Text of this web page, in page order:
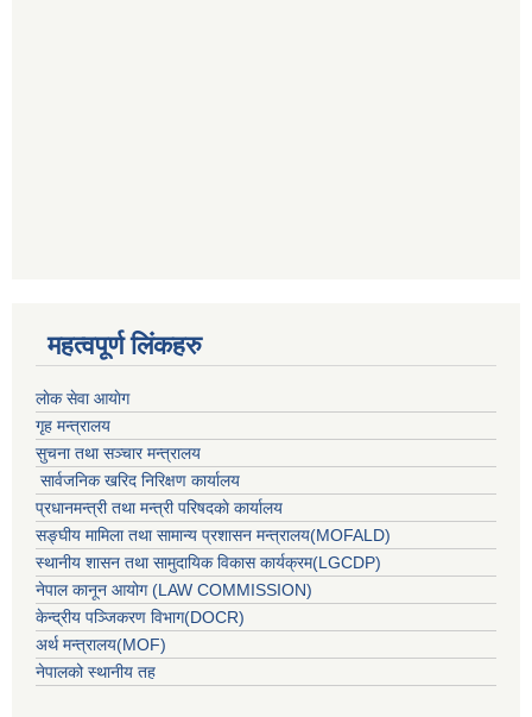
महत्वपूर्ण लिंकहरु
लाेक सेवा आयाेग
गृह मन्त्रालय
सुचना तथा सञ्चार मन्त्रालय
सार्वजनिक खरिद निरिक्षण कार्यालय
प्रधानमन्त्री तथा मन्त्री परिषदकाे कार्यालय
सङ्घीय मामिला तथा सामान्य प्रशासन मन्त्रालय(MOFALD)
स्थानीय शासन तथा सामुदायिक विकास कार्यक्रम(LGCDP)
नेपाल कानून आयोग (LAW COMMISSION)
केन्‍द्रीय पञ्‍जिकरण विभाग(DOCR)
अर्थ मन्‍त्रालय(MOF)
नेपालको स्थानीय तह